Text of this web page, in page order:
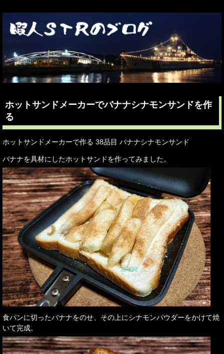
ホットサンドメーカーでバナナシナモンサンドを作
る
ホットサンドメーカーで作る 38品目 バナナシナモンサンド
バナナを具材にしたホットサンドを作ってみました。
食パンに切ったバナナをのせ、その上にシナモンパウダーをかけて焼
いて完成。